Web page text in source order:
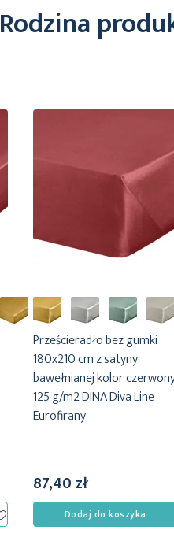
Rodzina
Dodaj
do
Prześcieradło bez gumki
180x210 cm z satyny
bawełnianej kolor
125 g/m2 DINA Diva Line
Eurofirany
87,40 zł
Dodaj do koszyka